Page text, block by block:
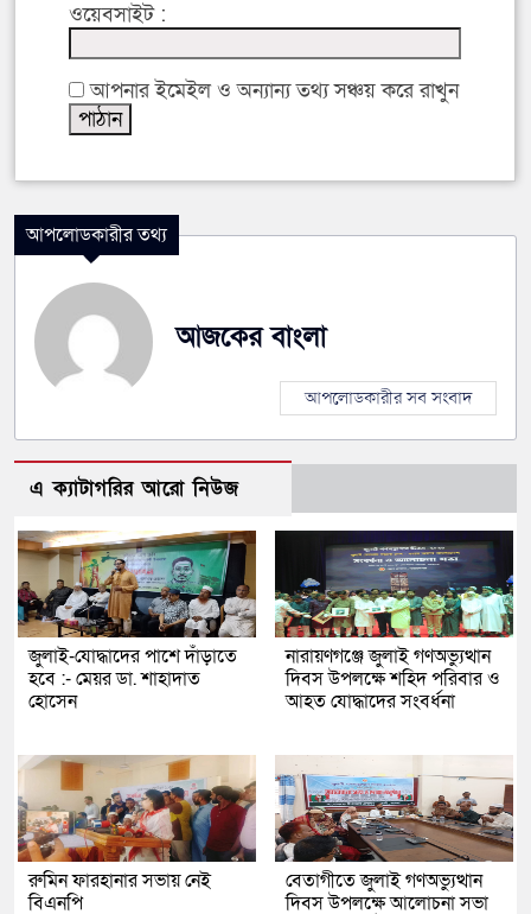
ওয়েবসাইট :
আপনার ইমেইল ও অন্যান্য তথ্য সঞ্চয় করে রাখুন
আপলোডকারীর তথ্য
আজকের বাংলা
আপলোডকারীর সব সংবাদ
এ ক্যাটাগরির আরো নিউজ
জুলাই-যোদ্ধাদের পাশে দাঁড়াতে
হবে :- মেয়র ডা. শাহাদাত
হোসেন
নারায়ণগঞ্জে জুলাই গণঅভ্যুত্থান
দিবস উপলক্ষে শহিদ পরিবার ও
আহত যোদ্ধাদের সংবর্ধনা
রুমিন ফারহানার সভায় নেই
বিএনপি
বেতাগীতে জুলাই গণঅভ্যুত্থান
দিবস উপলক্ষে আলোচনা সভা